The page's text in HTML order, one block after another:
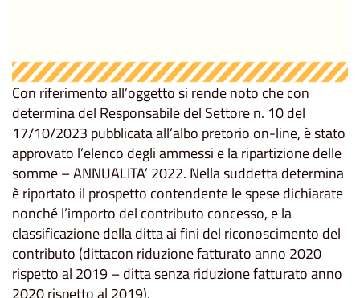
Con riferimento all’oggetto si rende noto che con
determina del Responsabile del Settore n. 10 del
17/10/2023 pubblicata all’albo pretorio on-line, è stato
approvato l’elenco degli ammessi e la ripartizione delle
somme – ANNUALITA’ 2022. Nella suddetta determina
è riportato il prospetto contendente le spese dichiarate
nonché l’importo del contributo concesso, e la
classificazione della ditta ai fini del riconoscimento del
contributo (dittacon riduzione fatturato anno 2020
rispetto al 2019 – ditta senza riduzione fatturato anno
2020 rispetto al 2019).